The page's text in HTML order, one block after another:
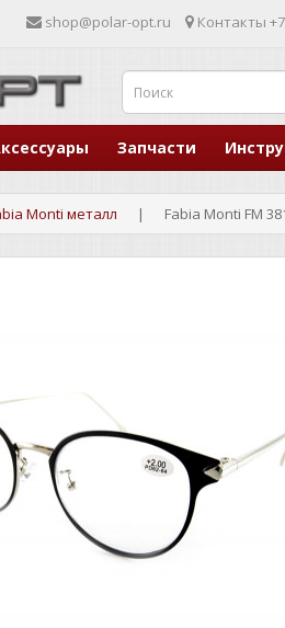
shop@polar-opt.ru Контакты
Запчасти
Monti металл Fabia Monti FM